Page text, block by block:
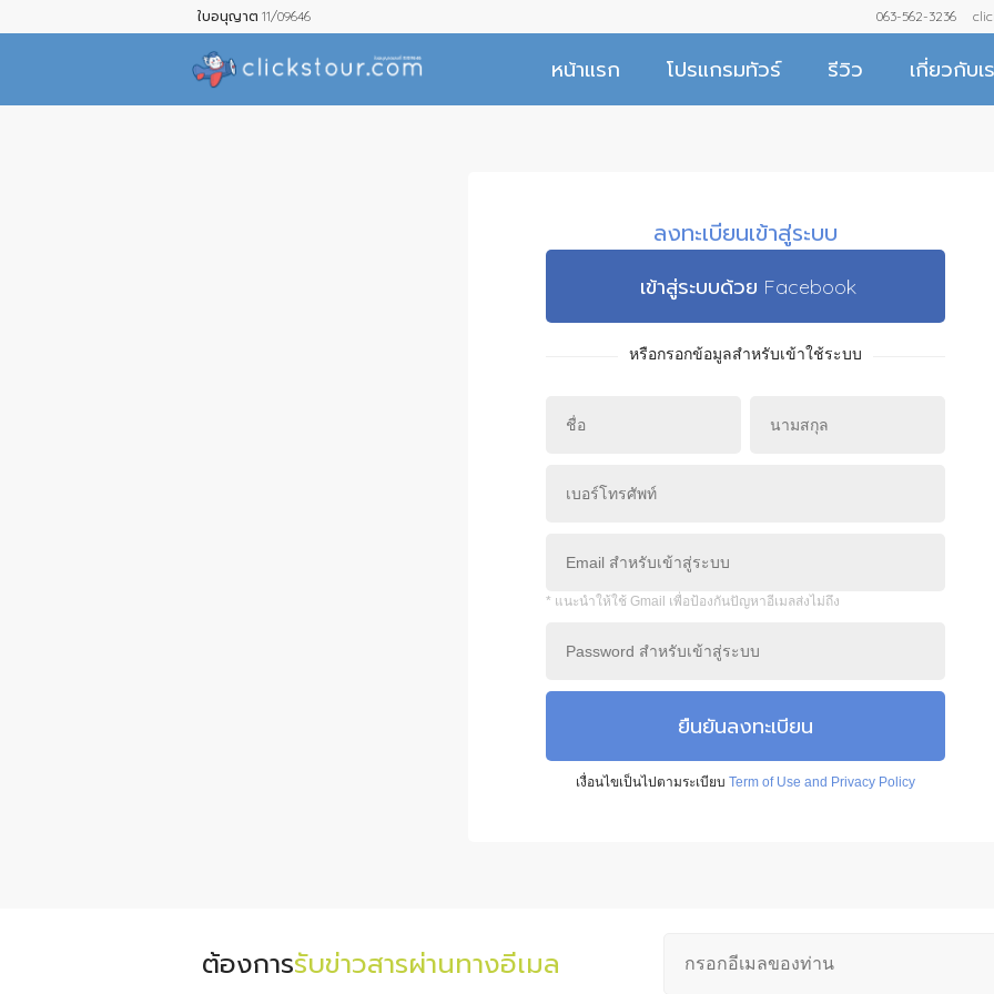
ใบอนุญาต 11/09646 063-562-3236
หน้าแรก โปรแกรมทัวร์ รีวิว เกี่ยวกับเ
ลงทะเบียนเข้าสู่ระบบ
เข้าสู่ระบบด้วย Facebook
หรือกรอกข้อมูลสำหรับเข้าใช้ระบบ
* แนะนำให้ใช้ Gmail เพื่อป้องกันปัญหาอีเมลส่งไม่ถึง
ยืนยันลงทะเบียน
เงื่อนไขเป็นไปตามระเบียบ Term of Use and Privacy Policy
ต้องการรับข่าวสารผ่านทางอีเมล